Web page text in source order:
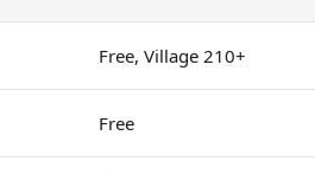
Free, Village 210+
Free